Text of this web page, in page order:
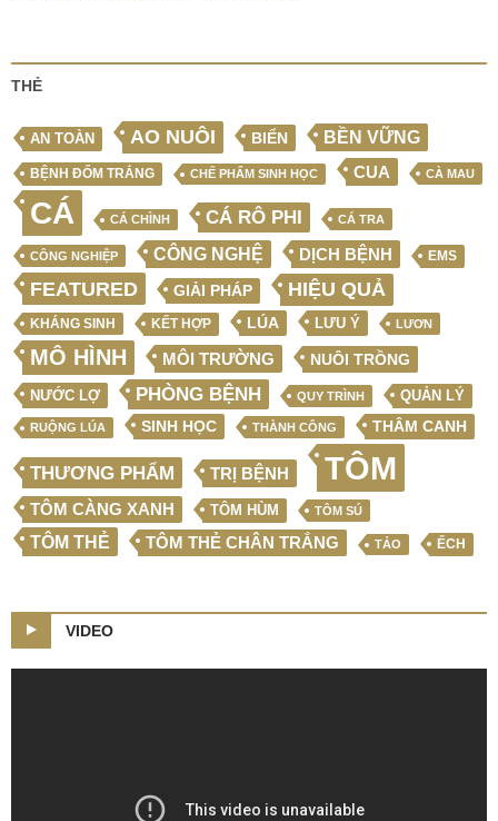
THẺ
AN TOÀN AO NUÔI BIỂN BỀN VỮNG
BỆNH ĐỐM TRẮNG CHẾ PHẨM SINH HỌC CUA CÀ MAU
CÁ CÁ CHÌNH CÁ RÔ PHI CÁ TRA
CÔNG NGHIỆP CÔNG NGHỆ DỊCH BỆNH EMS
FEATURED GIẢI PHÁP HIỆU QUẢ
KHÁNG SINH KẾT HỢP LÚA LƯU Ý LƯƠN
MÔ HÌNH MÔI TRƯỜNG NUÔI TRỒNG
NƯỚC LỢ PHÒNG BỆNH QUY TRÌNH QUẢN LÝ
RUỘNG LÚA SINH HỌC THÀNH CÔNG THÂM CANH
THƯƠNG PHẨM TRỊ BỆNH TÔM
TÔM CÀNG XANH TÔM HÙM TÔM SÚ
TÔM THẺ TÔM THẺ CHÂN TRẮNG TẢO ẾCH
VIDEO